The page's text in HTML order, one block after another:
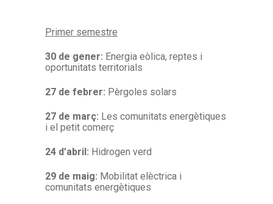
Primer semestre
30 de gener: Energia eòlica, reptes i
oportunitats territorials
27 de febrer: Pèrgoles solars
27 de març: Les comunitats energètiques
i el petit comerç
24 d’abril: Hidrogen verd
29 de maig: Mobilitat elèctrica i
comunitats energètiques